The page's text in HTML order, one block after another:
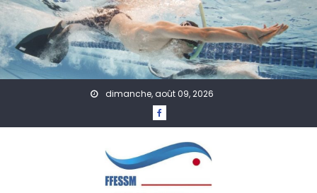
Skip to content
dimanche, août 09, 2026